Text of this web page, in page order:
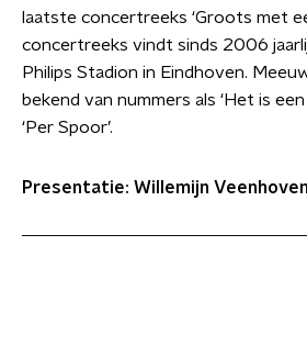
laatste concertreeks ‘Groots met
concertreeks vindt sinds 2006
Philips Stadion in Eindhoven.
bekend van nummers als ‘Het is een
‘Per Spoor’.
Presentatie: Willemijn Veenhoven